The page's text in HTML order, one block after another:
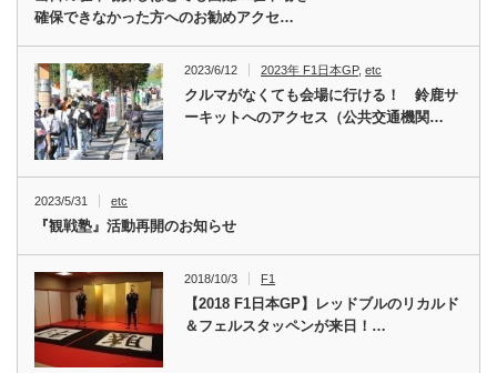
確保できなかった方へのお勧めアクセ…
2023/6/12 2023年 F1日本GP,etc
クルマがなくても会場に行ける！ 鈴鹿サ
ーキットへのアクセス（公共交通機関…
2023/5/31 etc
『観戦塾』活動再開のお知らせ
2018/10/3 F1
【2018 F1日本GP】レッドブルのリカルド
＆フェルスタッペンが来日！…